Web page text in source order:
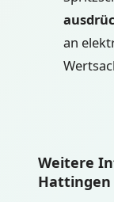
an
Weitere
Hattingen